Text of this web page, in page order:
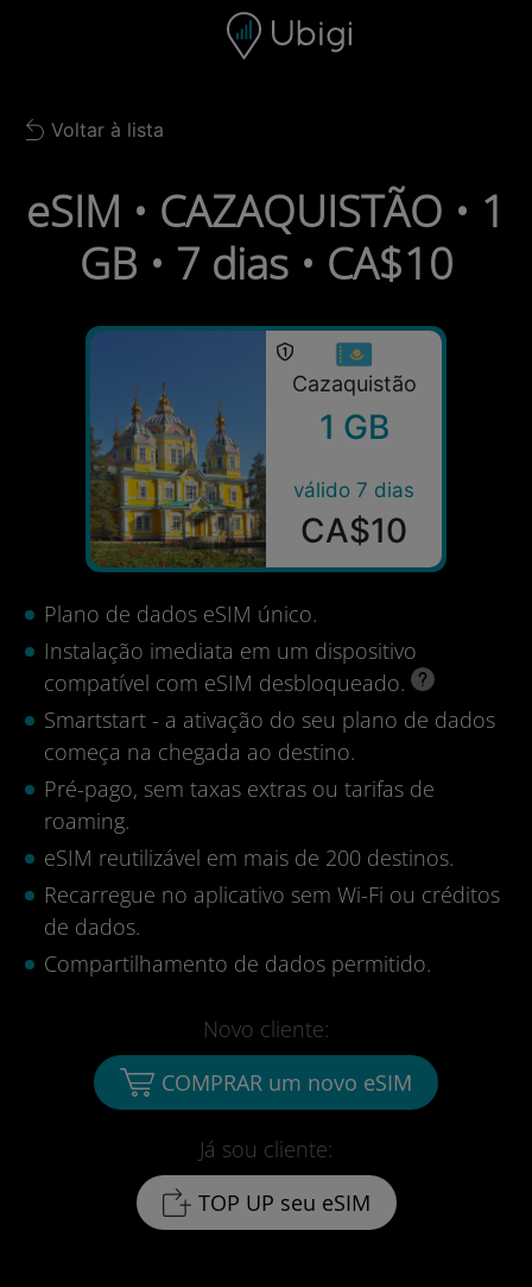
Barra de navegação
Back to list
Voltar à lista
eSIM • CAZAQUISTÃO • 1
GB • 7 dias • CA$10
Cazaquistão
1 GB
válido 7 dias
CA$10
Plano de dados eSIM único.
Instalação imediata em um dispositivo
compatível com eSIM desbloqueado.
Smartstart - a ativação do seu plano de dados
começa na chegada ao destino.
Pré-pago, sem taxas extras ou tarifas de
roaming.
eSIM reutilizável em mais de 200 destinos.
Recarregue no aplicativo sem Wi-Fi ou créditos
de dados.
Compartilhamento de dados permitido.
Já sou cliente:
TOP UP seu eSIM
Novo cliente:
COMPRAR um novo eSIM